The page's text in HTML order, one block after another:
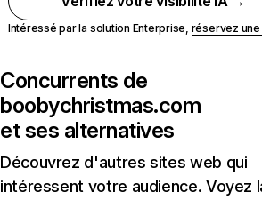
Intéressé par la solution Enterprise, réservez
Concurrents de
boobychristmas.com
et ses alternatives
Découvrez d'autres sites web qui
intéressent votre audience. Voyez